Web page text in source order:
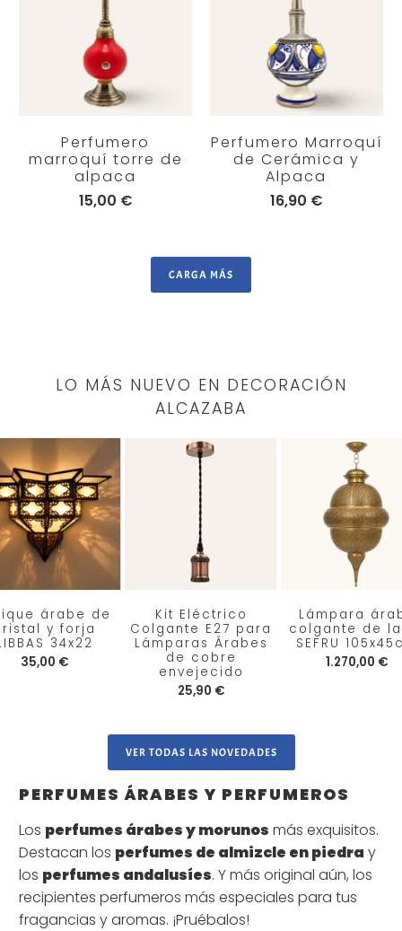
Perfumero
marroquí torre de
alpaca
15,00 €
Perfumero Marroquí
de Cerámica y
Alpaca
16,90 €
CARGA MÁS
LO MÁS NUEVO EN DECORACIÓN
ALCAZABA
árabe de
y forja
34x22
35,00 €
Kit Eléctrico
Colgante E27 para
Lámparas Árabes
de cobre
envejecido
25,90 €
Lámpara
colgante de
SEFRU
1.270,00 €
VER TODAS LAS NOVEDADES
PERFUMES ÁRABES Y PERFUMEROS
Los perfumes árabes y morunos más exquisitos.
Destacan los perfumes de almizcle en piedra y
los perfumes andalusíes. Y más original aún, los
recipientes perfumeros más especiales para tus
fragancias y aromas. ¡Pruébalos!